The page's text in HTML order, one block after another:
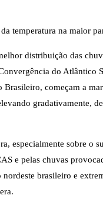
temperatura na maior
distribuição das
do Atlântico
começam a
gradativamente,
especialmente sobre o
e pelas chuvas
brasileiro e